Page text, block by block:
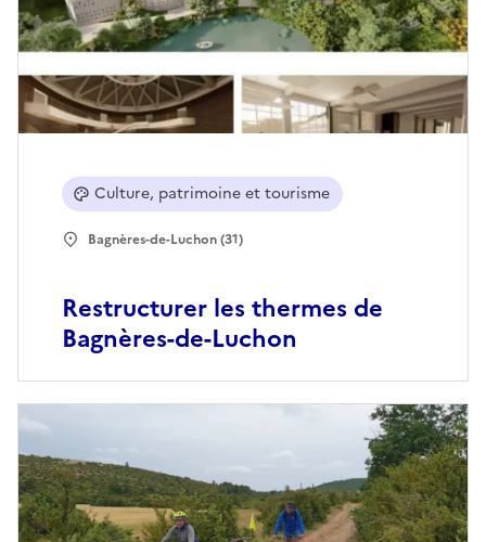
Restructurer les thermes de
Bagnères-de-Luchon
Culture, patrimoine et tourisme
Bagnères-de-Luchon (31)